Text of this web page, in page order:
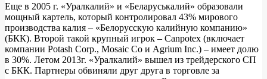
Еще в 2005 г. «Уралкалий» и «Беларуськалий» образовали
мощный картель, который контролировал 43% мирового
производства калия – «Белорусскую калийную компанию»
(БКК). Второй такой крупный игрок – Canpotex (включает
компании Potash Corp., Mosaic Co и Agrium Inc.) – имеет долю
в 30%. Летом 2013г. «Уралкалий» вышел из трейдерского СП
с БКК. Партнеры обвиняли друг друга в торговле за